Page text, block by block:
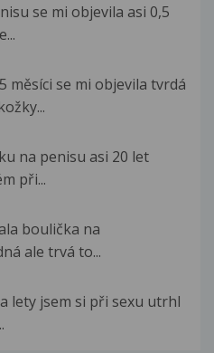
se mi objevila asi 0,5
měsíci se mi objevila tvrdá
na penisu asi 20 let
při...
boulička na
ale trvá to...
lety jsem si při sexu utrhl